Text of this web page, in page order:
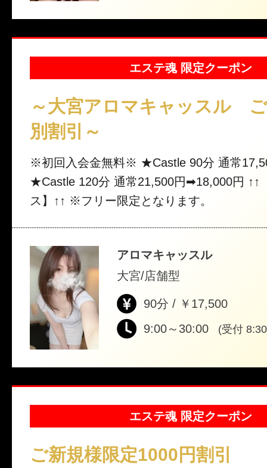
エステ魂 限定クーポン
～大宮アロマキャッスル
別割引～
※初回入会金無料※ ★Castle 90分 通常17,500円➡14,000円
★Castle 120分 通常21,500円➡18,000円 ↑↑
ス】↑↑ ※フリー限定となります。
アロマキャッスル
大宮/店舗型
90分 / ￥17,500
9:00～30:00
(受付
エステ魂 限定クーポン
ご新規様限定1000円割引